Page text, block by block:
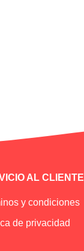
AL CLIENTE
y condiciones
de privacidad